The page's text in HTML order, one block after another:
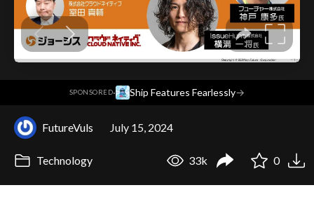
SPONSORED· Ship Features Fearlessly→
FutureVuls July 15, 2024
Technology 33k 0